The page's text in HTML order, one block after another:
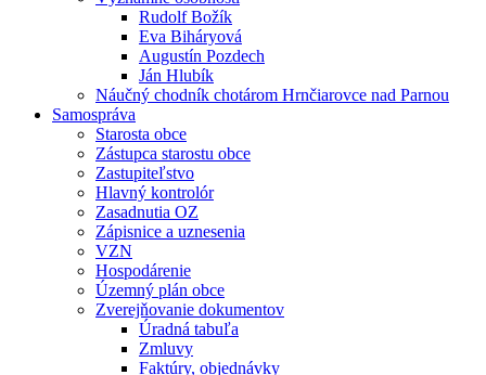
Rudolf Božík
Eva Biháryová
Augustín Pozdech
Ján Hlubík
Náučný chodník chotárom Hrnčiarovce nad Parnou
Samospráva
Starosta obce
Zástupca starostu obce
Zastupiteľstvo
Hlavný kontrolór
Zasadnutia OZ
Zápisnice a uznesenia
VZN
Hospodárenie
Územný plán obce
Zverejňovanie dokumentov
Úradná tabuľa
Zmluvy
Faktúry, objednávky